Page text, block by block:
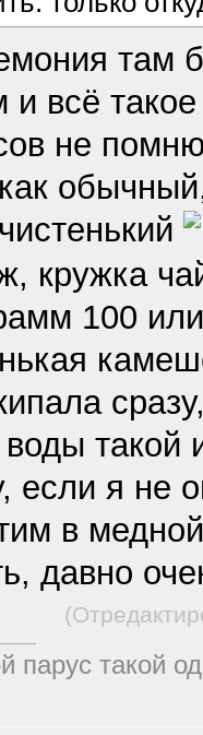
там
и всё
не
кружка
100
воды такой
если я не
в
давно
парус такой